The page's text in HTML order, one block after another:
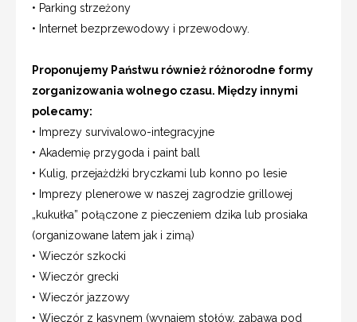
• Parking strzeżony
• Internet bezprzewodowy i przewodowy.
Proponujemy Państwu również różnorodne formy
zorganizowania wolnego czasu. Między innymi
polecamy:
• Imprezy survivalowo-integracyjne
• Akademię przygoda i paint ball
• Kulig, przejażdżki bryczkami lub konno po lesie
• Imprezy plenerowe w naszej zagrodzie grillowej
„kukułka” połączone z pieczeniem dzika lub prosiaka
(organizowane latem jak i zimą)
• Wieczór szkocki
• Wieczór grecki
• Wieczór jazzowy
• Wieczór z kasynem (wynajem stołów, zabawa pod